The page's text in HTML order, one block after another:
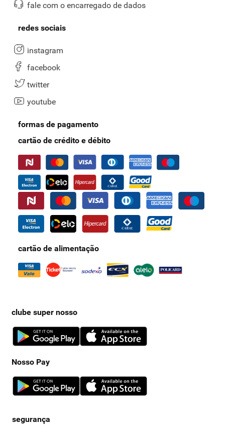
fale com o encarregado de dados
redes sociais
instagram
facebook
twitter
youtube
formas de pagamento
cartão de crédito e débito
cartão de alimentação
clube super nosso
Nosso Pay